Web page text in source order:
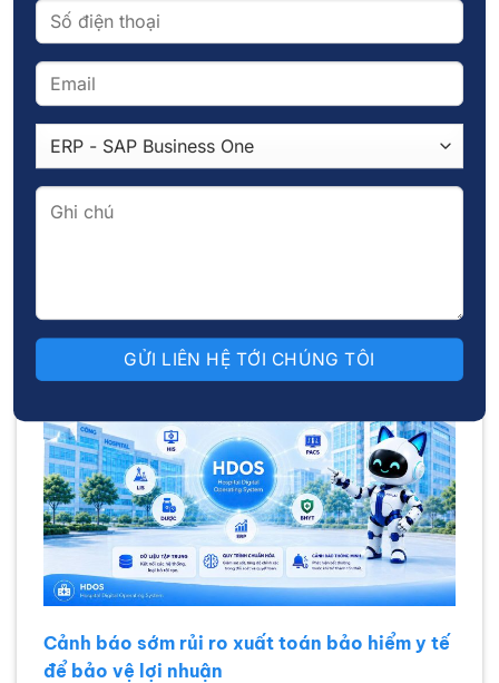
Tính năng này giúp ban lãnh đạo có thể nắm bắt
chính xác xu hướng biến động của doanh thu và
chi phí tại từng thời điểm cụ thể, từ đó tối ưu hóa
việc phân bổ nguồn vốn lưu động. Việc quản trị
dựa trên dữ liệu thực tế giúp loại bỏ hoàn toàn
các rủi ro thất thoát tiền mặt và ngăn chặn tình
nhỏ do công tác kiểm toán nội bộ bị chậm trễ.
trường.
Cảnh báo sớm rủi ro xuất toán bảo hiểm y tế
để bảo vệ lợi nhuận